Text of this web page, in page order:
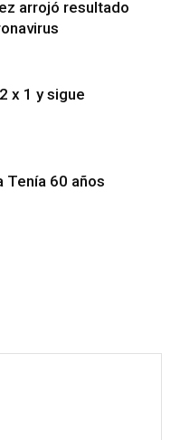
arrojó resultado
x 1 y sigue
Tenía 60 años